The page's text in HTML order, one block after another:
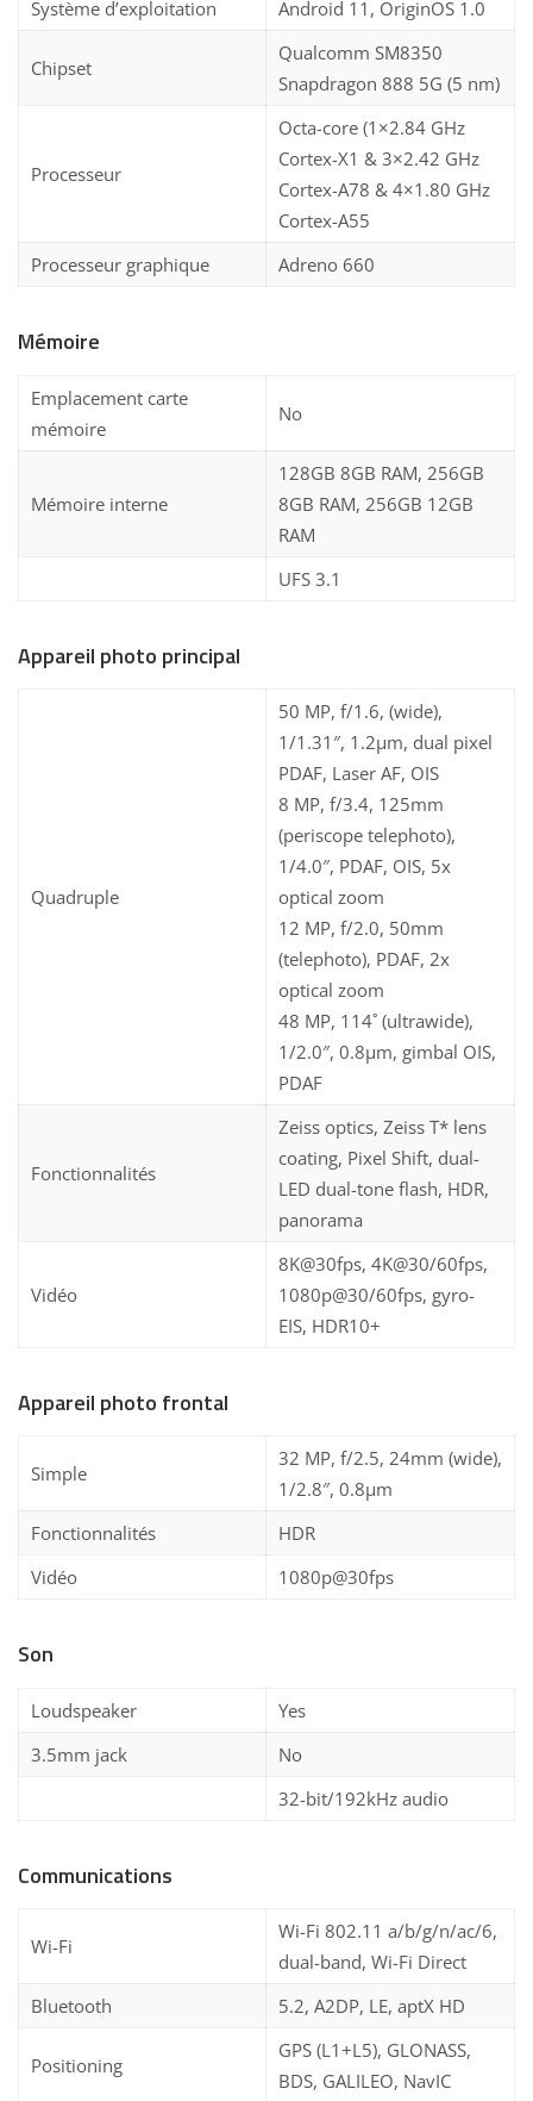
Système d’exploitation Android 11, OriginOS 1.0
Chipset
Qualcomm SM8350
Snapdragon 888 5G (5 nm)
Processeur
Octa-core (1×2.84 GHz
Cortex-X1 & 3×2.42 GHz
Cortex-A78 & 4×1.80 GHz
Cortex-A55
Processeur graphique
Adreno 660
Mémoire
Emplacement carte
mémoire
No
Mémoire interne
128GB 8GB RAM, 256GB
8GB RAM, 256GB 12GB
RAM
UFS 3.1
Appareil photo principal
Quadruple
50 MP, f/1.6, (wide),
1/1.31″, 1.2µm, dual pixel
PDAF, Laser AF, OIS
8 MP, f/3.4, 125mm
(periscope telephoto),
1/4.0″, PDAF, OIS, 5x
optical zoom
12 MP, f/2.0, 50mm
(telephoto), PDAF, 2x
optical zoom
48 MP, 114˚ (ultrawide),
1/2.0″, 0.8µm, gimbal OIS,
PDAF
Fonctionnalités
Zeiss optics, Zeiss T* lens
coating, Pixel Shift, dual-
LED dual-tone flash, HDR,
panorama
Vidéo
8K@30fps, 4K@30/60fps,
1080p@30/60fps, gyro-
EIS, HDR10+
Appareil photo frontal
Simple
32 MP, f/2.5, 24mm (wide),
1/2.8″, 0.8µm
Fonctionnalités
HDR
Vidéo
1080p@30fps
Son
Loudspeaker
Yes
3.5mm jack
No
32-bit/192kHz audio
Communications
Wi-Fi
Wi-Fi 802.11 a/b/g/n/ac/6,
dual-band, Wi-Fi Direct
Bluetooth
5.2, A2DP, LE, aptX HD
Positioning
GPS (L1+L5), GLONASS,
BDS, GALILEO, NavIC